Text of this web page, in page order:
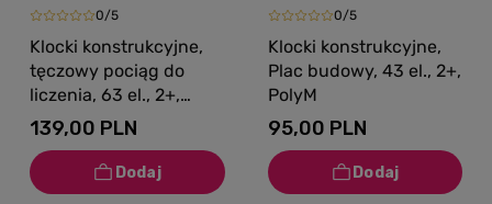
0/5
Klocki konstrukcyjne,
tęczowy pociąg do
liczenia, 63 el., 2+,
PolyM
139,00 PLN
0/5
Klocki konstrukcyjne,
Plac budowy, 43 el., 2+,
PolyM
95,00 PLN